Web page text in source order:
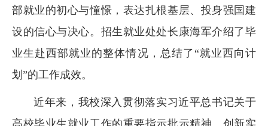
部就业的初心与憧憬，表达扎根基层、投身强国建
设的信心与决心。招生就业处处长康海军介绍了毕
业生赴西部就业的整体情况，总结了“就业西向计
划”的工作成效。
近年来，我校深入贯彻落实习近平总书记关于
高校毕业生就业工作的重要指示批示精神，创新实